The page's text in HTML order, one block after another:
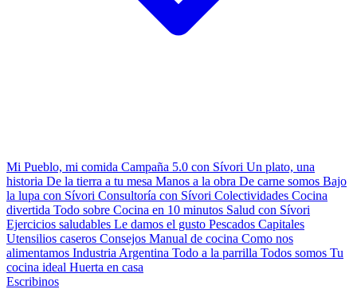
Mi Pueblo, mi comida Campaña 5.0 con Sívori Un plato, una
historia De la tierra a tu mesa Manos a la obra De carne somos Bajo
la lupa con Sívori Consultoría con Sívori Colectividades Cocina
divertida Todo sobre Cocina en 10 minutos Salud con Sívori
Ejercicios saludables Le damos el gusto Pescados Capitales
Utensilios caseros Consejos Manual de cocina Como nos
alimentamos Industria Argentina Todo a la parrilla Todos somos Tu
cocina ideal Huerta en casa
Escribinos